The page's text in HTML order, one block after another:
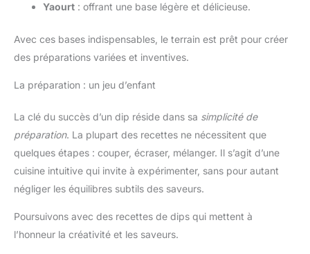
Yaourt : offrant une base légère et délicieuse.
Avec ces bases indispensables, le terrain est prêt pour créer
des préparations variées et inventives.
La préparation : un jeu d’enfant
La clé du succès d’un dip réside dans sa simplicité de
préparation. La plupart des recettes ne nécessitent que
quelques étapes : couper, écraser, mélanger. Il s’agit d’une
cuisine intuitive qui invite à expérimenter, sans pour autant
négliger les équilibres subtils des saveurs.
Poursuivons avec des recettes de dips qui mettent à
l’honneur la créativité et les saveurs.